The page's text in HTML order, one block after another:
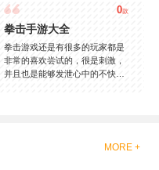
0款
拳击手游大全
拳击游戏还是有很多的玩家都是
非常的喜欢尝试的，很是刺激，
并且也是能够发泄心中的不快
够去进行体验的，我们也是能够
MORE +